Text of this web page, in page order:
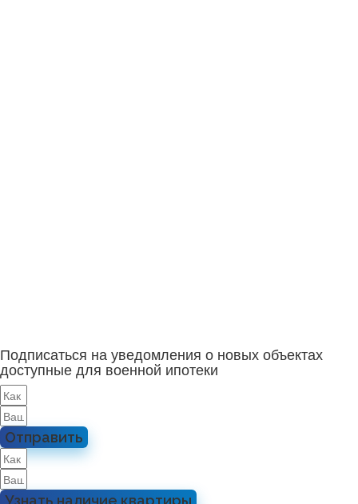
Подписаться на уведомления о новых объектах
доступные для военной ипотеки
Отправить
Узнать наличие квартиры